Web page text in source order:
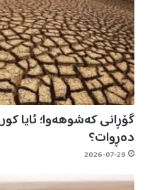
گۆڕانی کەشوهەوا؛ ئایا
دەڕوات؟
2026-07-29